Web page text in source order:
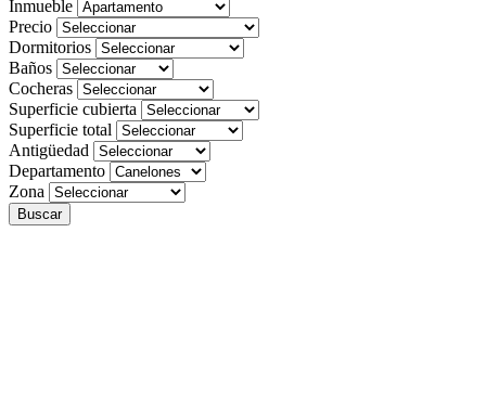
Inmueble
Precio
Dormitorios
Baños
Cocheras
Superficie cubierta
Superficie total
Antigüedad
Departamento
Zona
Buscar